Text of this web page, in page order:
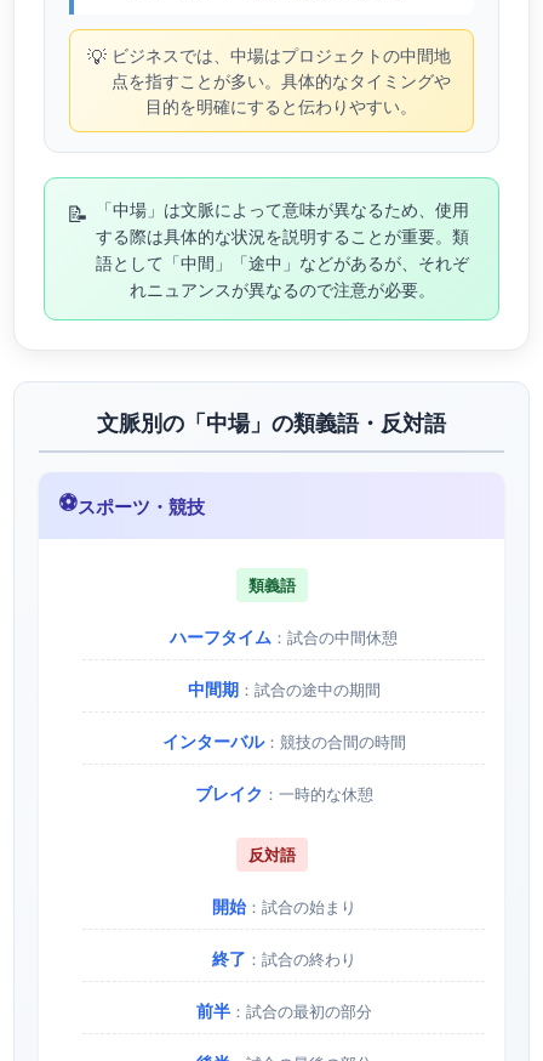
💡 ビジネスでは、中場はプロジェクトの中間地
点を指すことが多い。具体的なタイミングや
目的を明確にすると伝わりやすい。
📝
「中場」は文脈によって意味が異なるため、使用
する際は具体的な状況を説明することが重要。類
語として「中間」「途中」などがあるが、それぞ
れニュアンスが異なるので注意が必要。
文脈別の「中場」の類義語・反対語
⚽スポーツ・競技
類義語
ハーフタイム ：試合の中間休憩
中間期：試合の途中の期間
インターバル：競技の合間の時間
ブレイク ：一時的な休憩
反対語
開始：試合の始まり
終了 ：試合の終わり
前半：試合の最初の部分